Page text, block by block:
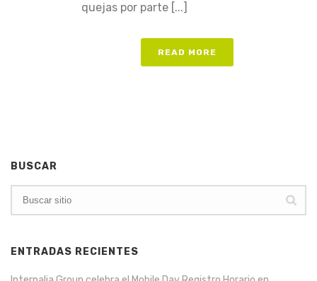
quejas por parte [...]
READ MORE
BUSCAR
ENTRADAS RECIENTES